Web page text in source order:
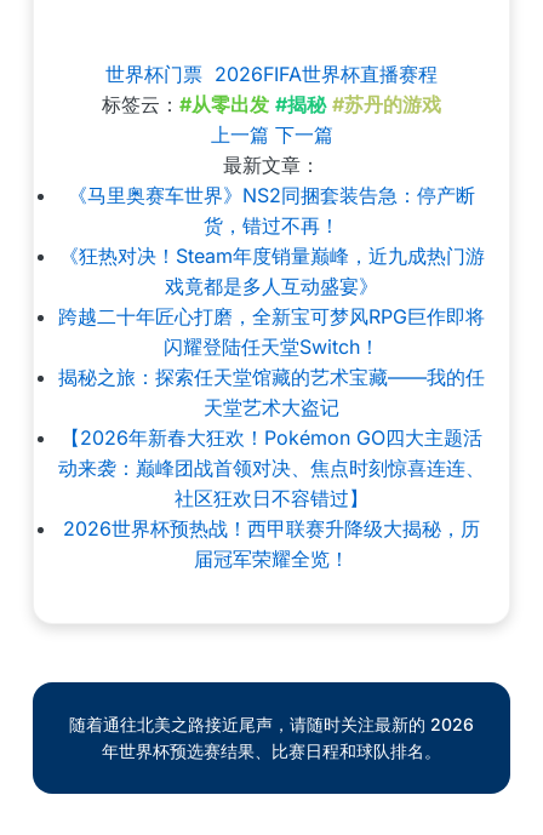
世界杯门票 2026FIFA世界杯直播赛程
标签云： #从零出发 #揭秘 #苏丹的游戏
上一篇 下一篇
最新文章：
《马里奥赛车世界》NS2同捆套装告急：停产断
货，错过不再！
《狂热对决！Steam年度销量巅峰，近九成热门游
戏竟都是多人互动盛宴》
跨越二十年匠心打磨，全新宝可梦风RPG巨作即将
闪耀登陆任天堂Switch！
揭秘之旅：探索任天堂馆藏的艺术宝藏——我的任
天堂艺术大盗记
【2026年新春大狂欢！Pokémon GO四大主题活
动来袭：巅峰团战首领对决、焦点时刻惊喜连连、
社区狂欢日不容错过】
2026世界杯预热战！西甲联赛升降级大揭秘，历
届冠军荣耀全览！
随着通往北美之路接近尾声，请随时关注最新的 2026
年世界杯预选赛结果、比赛日程和球队排名。